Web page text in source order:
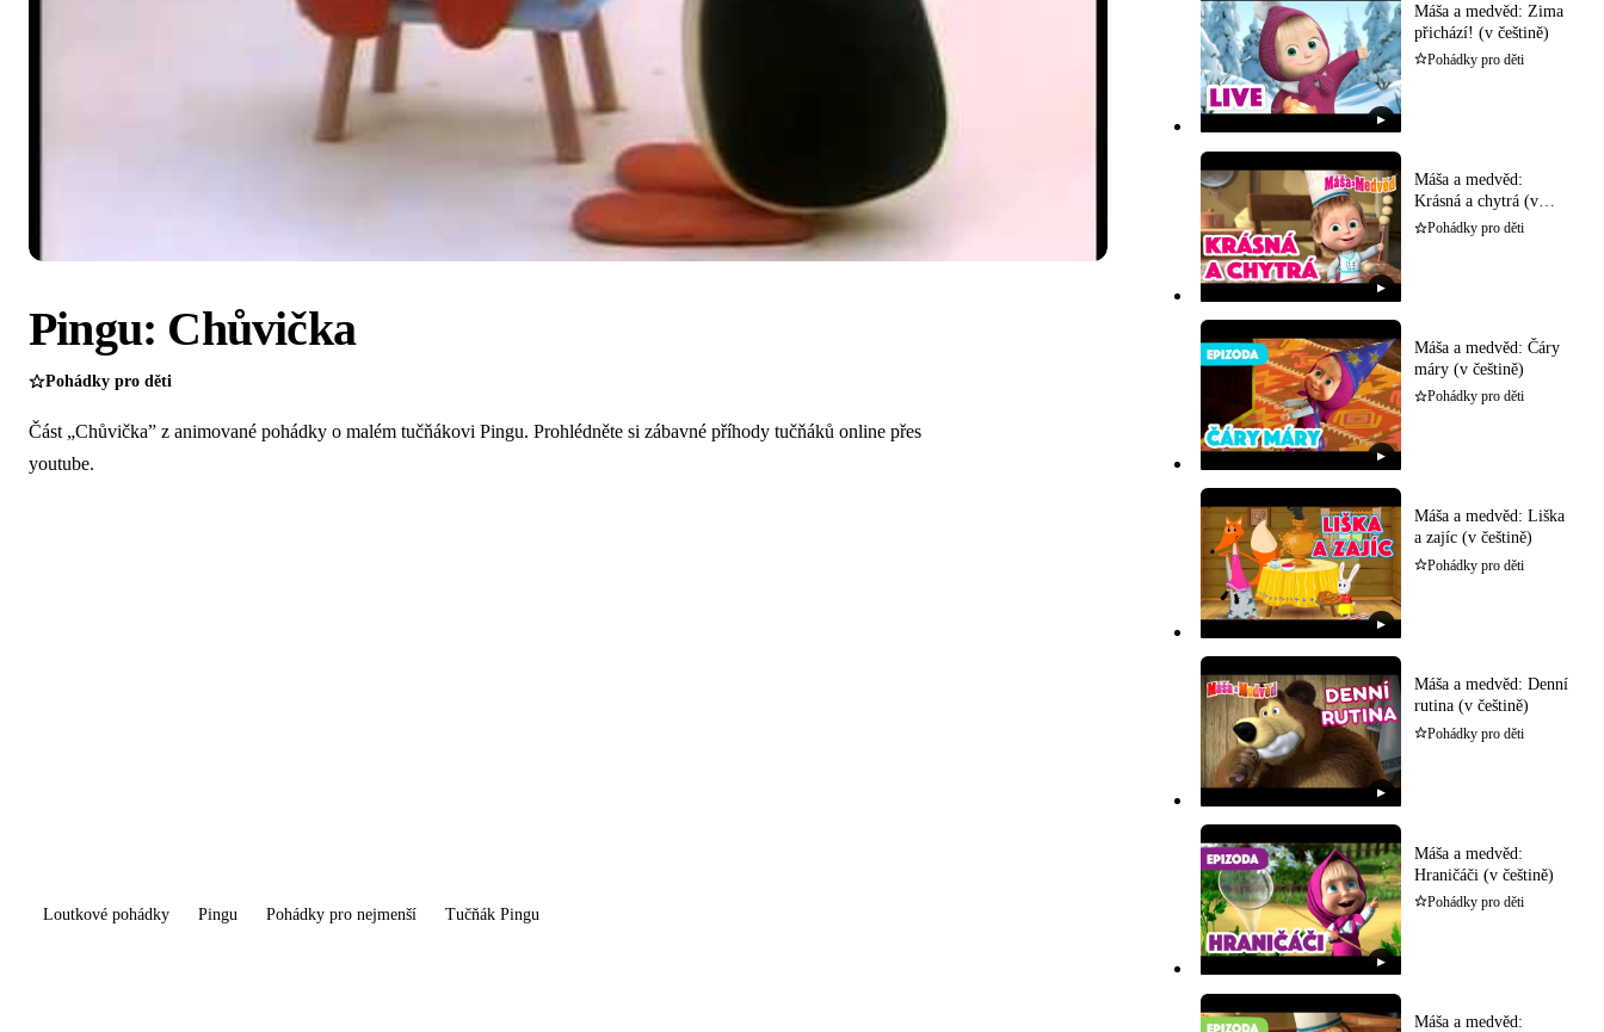
Pingu: Chůvička
Pohádky pro děti
Část „Chůvička” z animované pohádky o malém tučňákovi Pingu. Prohlédněte si zábavné příhody tučňáků online přes
youtube.
Loutkové pohádky Pingu Pohádky pro nejmenší Tučňák Pingu
▶
Máša a medvěd: Zima
přichází! (v češtině)
Pohádky pro děti
▶
Máša a medvěd:
Krásná a chytrá (v
češtině)
Pohádky pro děti
▶
Máša a medvěd: Čáry
máry (v češtině)
Pohádky pro děti
▶
Máša a medvěd: Liška
a zajíc (v češtině)
Pohádky pro děti
▶
Máša a medvěd: Denní
rutina (v češtině)
Pohádky pro děti
▶
Máša a medvěd:
Hraničáči (v češtině)
Pohádky pro děti
Máša a medvěd: